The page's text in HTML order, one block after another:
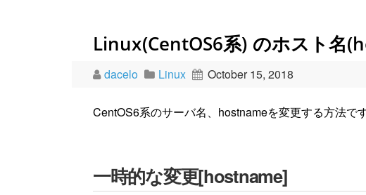
Linux(CentOS6系) のホスト名
dacelo Linux October 15, 2018
CentOS6系のサーバ名、hostnameを変更する方法です
一時的な変更[hostname]